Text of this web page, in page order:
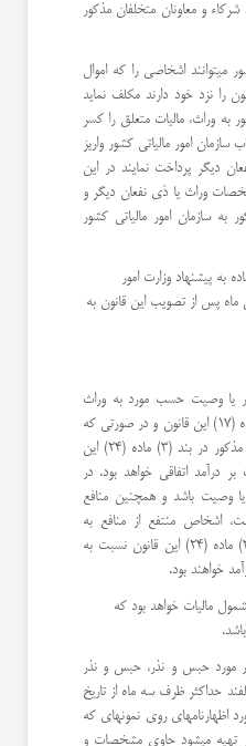
و معاونان متخلفان مذکور
کشور میتوانند اشخاصی را که اموال
ماده (17) این قانون را نزد خود دارند مکلف نماید
به وراث، مالیات متعلق را کسر
امور مالیاتی کشور واریز
دیگر پرداخت نمایند در این
وراث یا ذی نفعان دیگر و
به سازمان امور مالیاتی کشور
ماده به پیشنهاد وزارت امور
پس از تصویب این قانون به
نذر یا وصیت حسب مورد به وراث
منتقل میشود به نرخ مذکور در ماده (17) این قانون و در صورتی که
به غیر وراث به استثنای اشخاص مذکور در بند (3) ماده (24) این
درآمد اتفاقی خواهد بود. در
وصیت باشد و همچنین منافع
اشخاص منتفع از منافع به
استثنای اشخاص مذکور در بند (3) ماده (24) این قانون نسبت به
خواهند بود.
مالیات خواهد بود که
و در مورد حبس و نذر، حبس و نذر
حداکثر ظرف سه ماه از تاریخ
روی نمونهای که
تهیه میشود حاوی مشخصات و